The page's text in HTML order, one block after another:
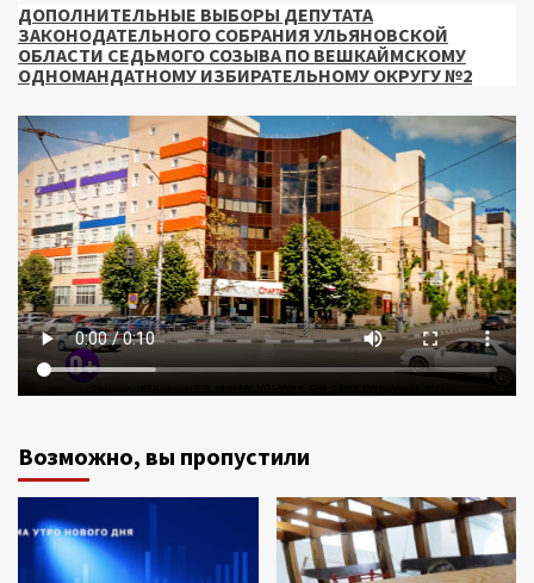
ДОПОЛНИТЕЛЬНЫЕ ВЫБОРЫ ДЕПУТАТА
ЗАКОНОДАТЕЛЬНОГО СОБРАНИЯ УЛЬЯНОВСКОЙ
ОБЛАСТИ СЕДЬМОГО СОЗЫВА ПО ВЕШКАЙМСКОМУ
ОДНОМАНДАТНОМУ ИЗБИРАТЕЛЬНОМУ ОКРУГУ №2
Возможно, вы пропустили